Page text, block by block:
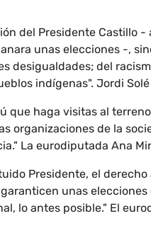
del Presidente Castillo
unas elecciones -,
desigualdades; del
indígenas". Jordi
que haga visitas al
organizaciones de la
La eurodiputada Ana
Presidente, el
unas
lo antes posible." El